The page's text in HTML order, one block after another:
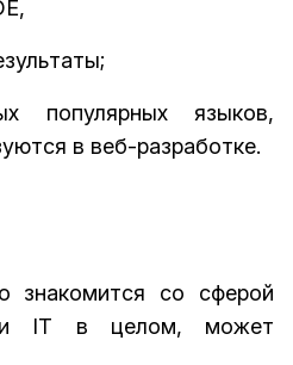
популярных языков,
в веб-разработке.
знакомится со сферой
и IT в целом, может